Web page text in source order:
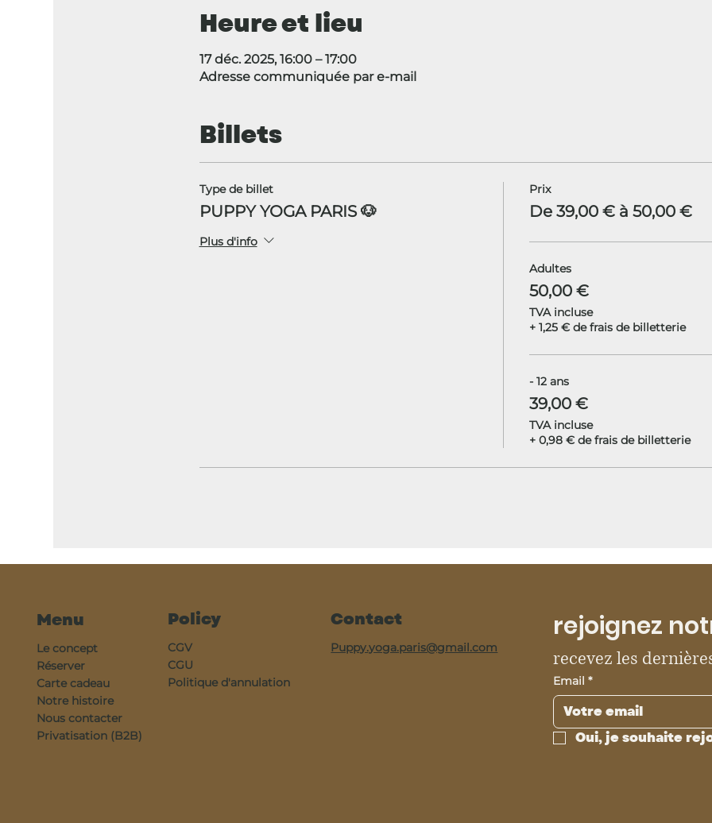
Heure et lieu
17 déc. 2025, 16:00 – 17:00
Adresse communiquée par e-mail
Billets
Type de billet
PUPPY YOGA PARIS 🐶
Plus d'info
Prix
De 39,00 € à 50,00 €
Adultes
50,00 €
TVA incluse
+ 1,25 € de frais de billetterie
- 12 ans
39,00 €
TVA incluse
+ 0,98 € de frais de billetterie
Menu
Le concept
Réserver
Carte cadeau
Notre histoire
Nous contacter
Privatisation (B2B)
Policy
CGV
CGU
Politique d'annulation
Contact
Puppy.yoga.paris@gmail.com
rejoignez
recevez les
Email *
Oui, je souhaite